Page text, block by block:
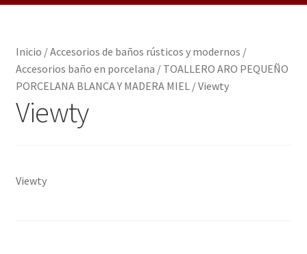
Regalo personalizado, estuches copas grabadas, regalo
Accesorios de baños rústicos y modernos
porcelana
Inicio /Accesorios de baños rústicos y modernos /
Accesorios baño en porcelana / TOALLERO ARO PEQUEÑO
PORCELANA BLANCA Y MADERA MIEL/Viewty
Viewty
Viewty